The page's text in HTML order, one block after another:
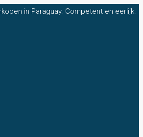
in Paraguay. Competent en eerlijk.